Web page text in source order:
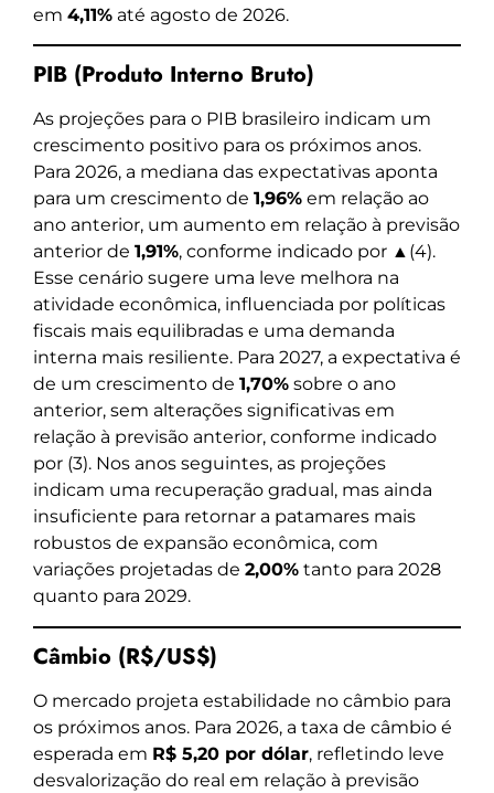
em 4,11% até agosto de 2026.
PIB (Produto Interno Bruto)
As projeções para o PIB brasileiro indicam um
crescimento positivo para os próximos anos.
Para 2026, a mediana das expectativas aponta
para um crescimento de 1,96% em relação ao
ano anterior, um aumento em relação à previsão
anterior de 1,91%, conforme indicado por ▲(4).
Esse cenário sugere uma leve melhora na
atividade econômica, influenciada por políticas
fiscais mais equilibradas e uma demanda
interna mais resiliente. Para 2027, a expectativa é
de um crescimento de 1,70% sobre o ano
anterior, sem alterações significativas em
relação à previsão anterior, conforme indicado
por (3). Nos anos seguintes, as projeções
indicam uma recuperação gradual, mas ainda
insuficiente para retornar a patamares mais
robustos de expansão econômica, com
variações projetadas de 2,00% tanto para 2028
quanto para 2029.
Câmbio (R$/US$)
O mercado projeta estabilidade no câmbio para
os próximos anos. Para 2026, a taxa de câmbio é
esperada em R$ 5,20 por dólar, refletindo leve
desvalorização do real em relação à previsão